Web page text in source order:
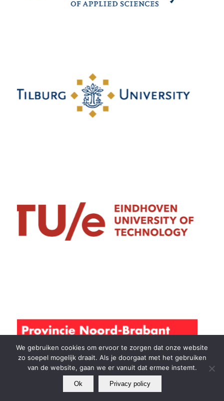
We gebruiken cookies om ervoor te zorgen dat onze website
zo soepel mogelijk draait. Als je doorgaat met het gebruiken
van de website, gaan we er vanuit dat ermee instemt.
Ok Privacy policy